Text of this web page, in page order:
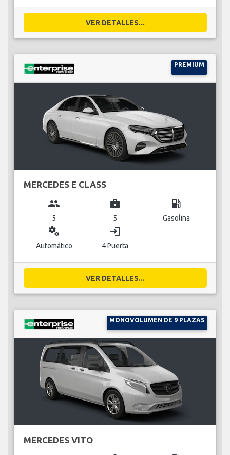
VER DETALLES...
PREMIUM
MERCEDES E CLASS
group
5
business_center
5
local_gas_station
Gasolina
miscellaneous_services
Automático
login
4 Puerta
VER DETALLES...
MONOVOLUMEN DE 9 PLAZAS
MERCEDES VITO